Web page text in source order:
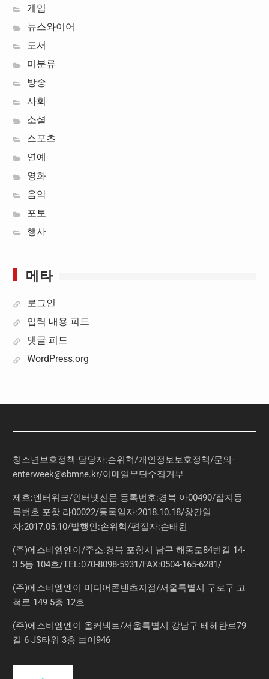
게임
뉴스와이어
도서
미분류
방송
사회
소셜
스포츠
연예
영화
음악
포토
행사
메타
로그인
입력 내용 피드
댓글 피드
WordPress.org
청소년보호정책-담당자:손위혁/개인정보보호정책/문의-
enterweek@sbmne.kr/이메일무단수집거부
제호:엔터위크/인터넷신문 등록번호:경북 아00490/잡지등
록번호 포항 라00022/등록일자:2018.10.18/창간일
자:2017.05.10/발행인:손위혁/편집자:손태원
(주)에스비엠엔이/주소:경북 포항시 남구 해동로84번길 14-
3 5동 104호/TEL:070-8098-5931/FAX:0504-165-6281/
(주)에스비엠엔이 미디어콘텐츠지점/서울특별시 구로구 고
척로 149 5층 12호
(주)에스비엠엔이 올커넥트/서울특별시 강남구 테헤란로79
길 6 JS타워 3층 브이946